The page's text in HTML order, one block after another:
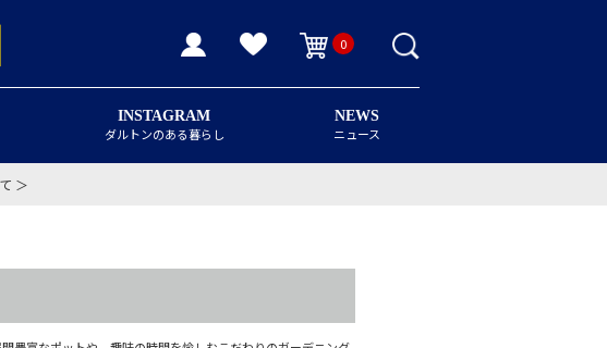
0
INSTAGRAM
ダルトンのある暮らし
NEWS
ニュース
＞